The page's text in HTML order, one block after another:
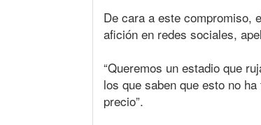
De cara a este compromiso,
afición en redes sociales,
“Queremos un estadio que
los que saben que esto no
precio”.